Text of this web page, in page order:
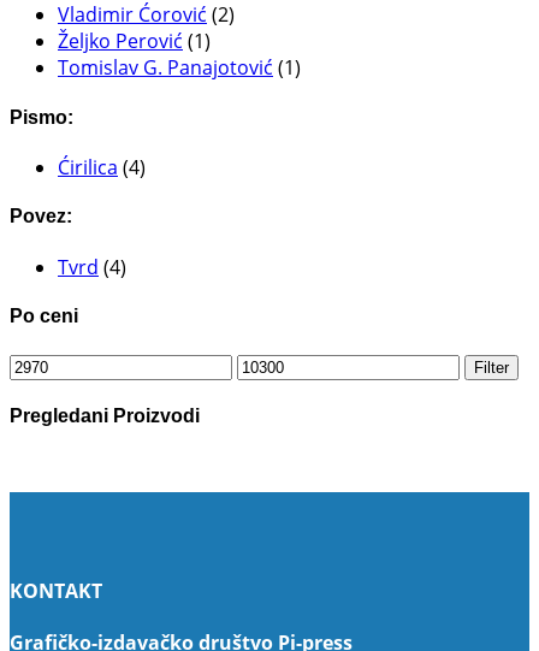
Vladimir Ćorović (2)
Željko Perović (1)
Tomislav G. Panajotović (1)
Pismo:
Ćirilica (4)
Povez:
Tvrd (4)
Po ceni
Minimalna
Maksimalna
Filter
Pregledani Proizvodi
KONTAKT
Grafičko-izdavačko društvo Pi-press